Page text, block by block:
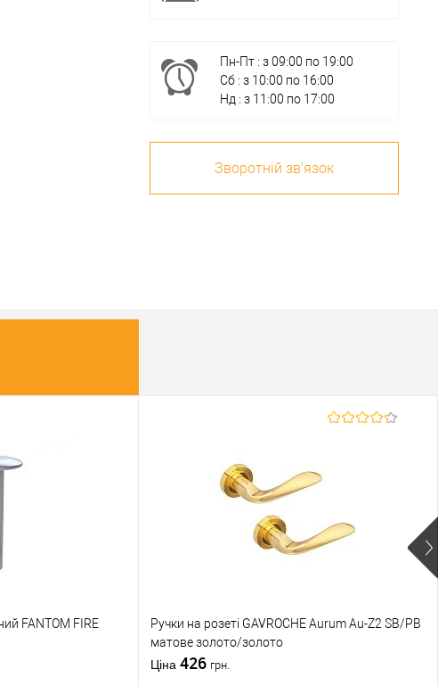
Пн-Пт : з 09:00 по 19:00
Сб : з 10:00 по 16:00
Нд : з 11:00 по 17:00
Зворотній зв'язок
FANTOM FIRE
Ручки на розеті GAVROCHE Aurum Au-Z2 SB/PB
матове золото/золото
Ціна 426 грн.